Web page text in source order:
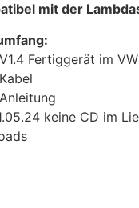
mit der
Fertiggerät im
keine CD im